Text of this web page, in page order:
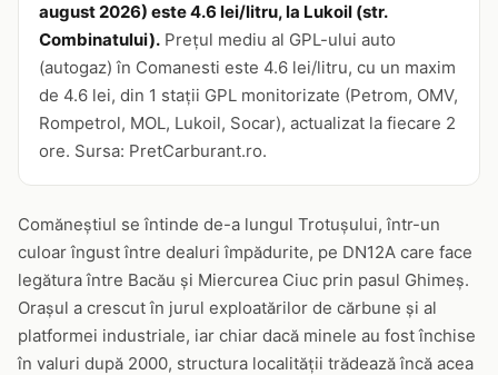
august 2026) este 4.6 lei/litru, la Lukoil (str.
Combinatului). Prețul mediu al GPL-ului auto
(autogaz) în Comanesti este 4.6 lei/litru, cu un maxim
de 4.6 lei, din 1 stații GPL monitorizate (Petrom, OMV,
Rompetrol, MOL, Lukoil, Socar), actualizat la fiecare 2
ore. Sursa: PretCarburant.ro.
Comăneștiul se întinde de-a lungul Trotușului, într-un
culoar îngust între dealuri împădurite, pe DN12A care face
legătura între Bacău și Miercurea Ciuc prin pasul Ghimeș.
Orașul a crescut în jurul exploatărilor de cărbune și al
platformei industriale, iar chiar dacă minele au fost închise
în valuri după 2000, structura localității trădează încă acea